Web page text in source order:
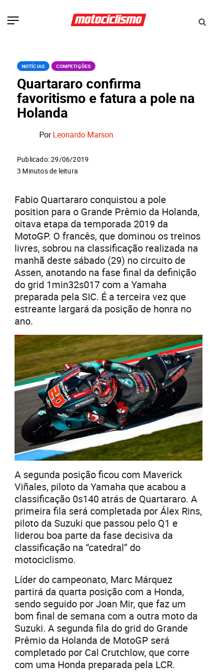
NOTÍCIAS COMPETIÇÕES
Quartararo confirma
favoritismo e fatura a pole na
Holanda
PorLeonardo Marson
Publicado: 29/06/2019
3 Minutos de leitura
Fabio Quartararo conquistou a pole
position para o Grande Prêmio da Holanda,
oitava etapa da temporada 2019 da
MotoGP. O francês, que dominou os treinos
livres, sobrou na classificação realizada na
manhã deste sábado (29) no circuito de
Assen, anotando na fase final da definição
do grid 1min32s017 com a Yamaha
preparada pela SIC. É a terceira vez que
estreante largará da posição de honra no
ano.
A segunda posição ficou com Maverick
Viñales, piloto da Yamaha que acabou a
classificação 0s140 atrás de Quartararo. A
primeira fila será completada por Álex Rins,
piloto da Suzuki que passou pelo Q1 e
liderou boa parte da fase decisiva da
classificação na “catedral” do
motociclismo.
Líder do campeonato, Marc Márquez
partirá da quarta posição com a Honda,
sendo seguido por Joan Mir, que faz um
bom final de semana com a outra moto da
Suzuki. A segunda fila do grid do Grande
Prêmio da Holanda de MotoGP será
completado por Cal Crutchlow, que corre
com uma Honda preparada pela LCR.